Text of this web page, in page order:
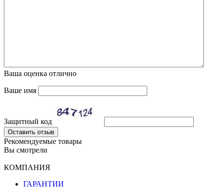
Ваша оценка отлично
Ваше имя
Защитный код
Оставить отзыв
Рекомендуемые товары
Вы смотрели
КОМПАНИЯ
ГАРАНТИИ